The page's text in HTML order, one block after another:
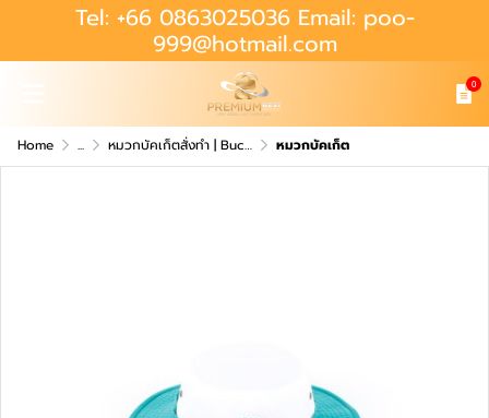
Tel: +66 0863025036 Email: poo-
999@hotmail.com
0
Home ... หมวกบัคเก็ตสั่งทำ | Bucket Hat หมวกบัคเก็ต